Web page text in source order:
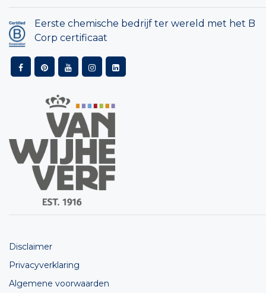
Eerste chemische bedrijf ter wereld met het B
Corp certificaat
Disclaimer
Privacyverklaring
Algemene voorwaarden